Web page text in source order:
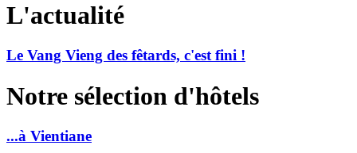
L'actualité
Le Vang Vieng des fêtards, c'est fini !
Notre sélection d'hôtels
...à Vientiane